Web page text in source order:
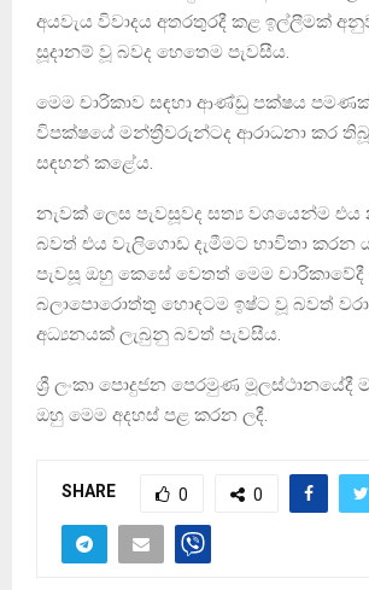
අයවැය විවාදය අතරතුරදී කළ ඉල්ලීමක්
සූදානම් වූ බවද හෙතෙම පැවසීය.
මෙම චාරිකාව සඳහා ආණ්ඩු පක්ෂය
විපක්ෂයේ මන්ත්‍රීවරුන්ටද ආරාධනා කර
සඳහන් කළේය.
නැවක් ලෙස පැවසූවද සත්‍ය වශයෙන්ම
බවත් එය වැලිගොඩ දැමීමට භාවිතා කරන
පැවසූ ඔහු කෙසේ වෙතත් මෙම
බලාපොරොත්තු හොඳටම ඉෂ්ට වූ බවත්
අධ්‍යනයක් ලැබුනු බවත් පැවසීය.
ශ්‍රී ලංකා පොදුජන පෙරමුණ මූලස්ථානයේදී
ඔහු මෙම අදහස් පළ කරන ලදී.
SHARE 0 0